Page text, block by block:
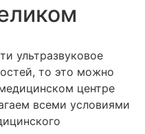
ультразвуковое
то это можно
центре
всеми условиями